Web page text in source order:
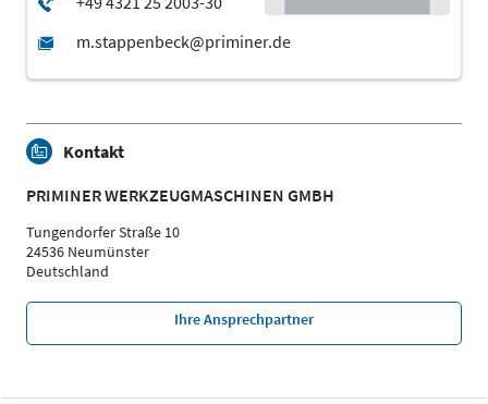
Kontakt
PRIMINER WERKZEUGMASCHINEN GMBH
Tungendorfer Straße 10
24536 Neumünster
Deutschland
Ihre Ansprechpartner